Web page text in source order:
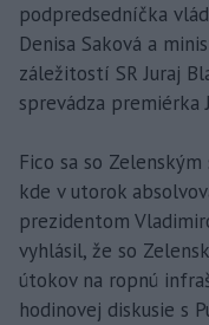
podpredsedníčka
Denisa Saková a
záležitostí SR Juraj
sprevádza premiérka
Fico sa so
kde v utorok
prezidentom
vyhlásil, že so
útokov na ropnú
hodinovej diskusie s